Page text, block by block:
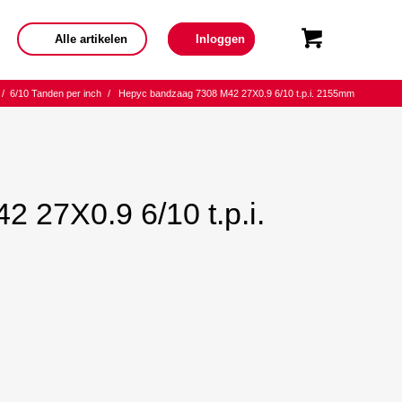
Alle artikelen Inloggen
/ 6/10 Tanden per inch / Hepyc bandzaag 7308 M42 27X0.9 6/10 t.p.i. 2155mm
27X0.9 6/10 t.p.i.